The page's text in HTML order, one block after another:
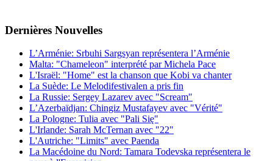
Dernières Νouvelles
L’Arménie: Srbuhi Sargsyan représentera l’Arménie
Malta: "Chameleon" interprété par Michela Pace
L'Israël: "Home" est la chanson que Kobi va chanter
La Suède: Le Melodifestivalen a pris fin
La Russie: Sergey Lazarev avec "Scream"
L’Azerbaïdjan: Chingiz Mustafayev avec "Vérité"
La Pologne: Tulia avec "Pali Się"
L'Irlande: Sarah McTernan avec "22"
L'Autriche: "Limits" avec Paenda
La Macédoine du Nord: Tamara Todevska représentera le